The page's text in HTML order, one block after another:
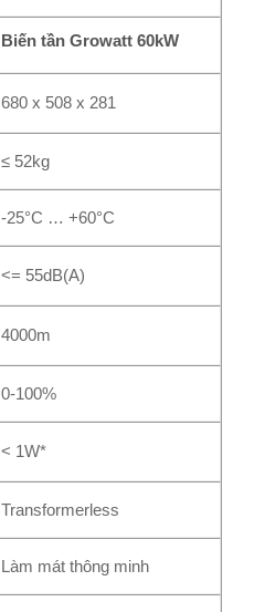
Biến tần Growatt 60kW
680 x 508 x 281
≤ 52kg
-25°C … +60°C
<= 55dB(A)
4000m
0-100%
< 1W*
Transformerless
Làm mát thông minh